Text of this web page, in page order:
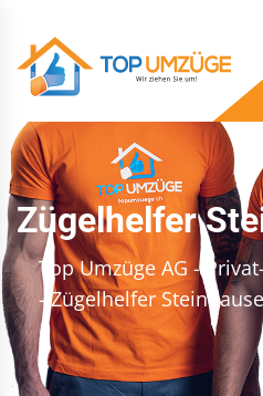
Zügelhelfer
Top Umzüge AG -
- Zügelhelfer